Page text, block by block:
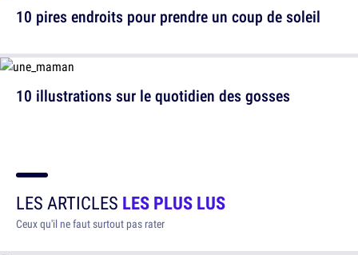
10 pires endroits pour prendre un coup de soleil
10 illustrations sur le quotidien des gosses
LES ARTICLES LES PLUS LUS
Ceux qu'il ne faut surtout pas rater